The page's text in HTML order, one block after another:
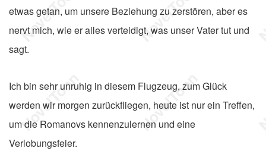
etwas getan, um unsere Beziehung zu zerstören, aber es
nervt mich, wie er alles verteidigt, was unser Vater tut und
sagt.
Ich bin sehr unruhig in diesem Flugzeug, zum Glück
werden wir morgen zurückfliegen, heute ist nur ein Treffen,
um die Romanovs kennenzulernen und eine
Verlobungsfeier.